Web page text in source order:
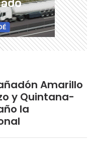
Amarillo
y Quintana-
la